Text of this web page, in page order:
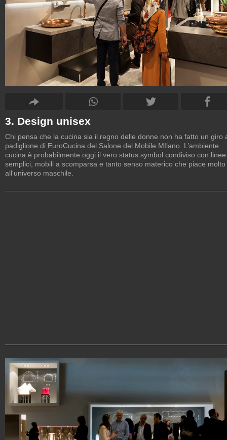
3. Design unisex
Chi pensa che la cucina sia il regno delle donne non ha fatto un giro
padiglione di EuroCucina del Salone del Mobile.MIlano. L’ambiente
cucina è probabilmente oggi il vero status symbol condiviso con linee
semplici, mobili a scomparsa e tanto senso materico che piace molto
all'universo maschile.